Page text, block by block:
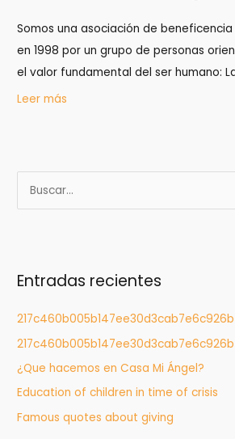
Somos una asociación de
en 1998 por un grupo de personas
el valor fundamental del ser humano:
Leer más
u
a
:
Entradas recientes
217c460b005b147ee30d3cab7e6c926b
217c460b005b147ee30d3cab7e6c926b
¿Que hacemos en Casa Mi Ángel?
Education of children in time of crisis
Famous quotes about giving